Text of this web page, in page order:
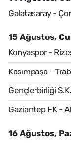
Galatasaray -
15 Ağustos,
Konyaspor -
Kasımpaşa -
Gençlerbirliği
Gaziantep FK -
16 Ağustos,